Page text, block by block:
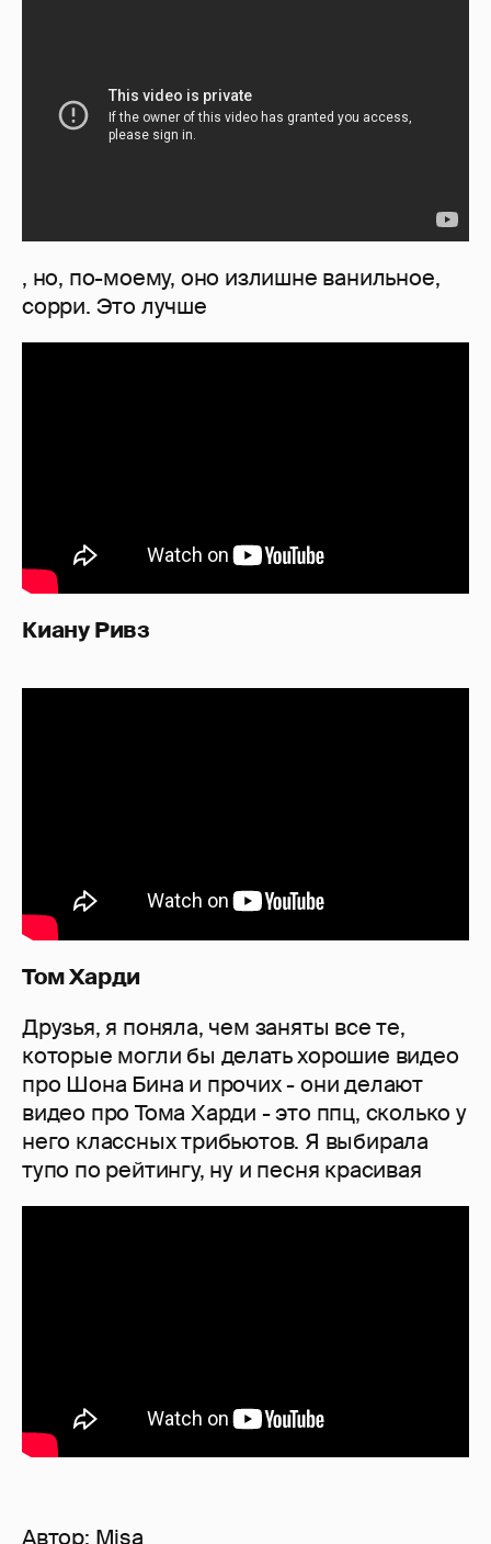
, но, по-моему, оно излишне ванильное,
сорри. Это лучше
Киану Ривз
Том Харди
Друзья, я поняла, чем заняты все те,
которые могли бы делать хорошие видео
про Шона Бина и прочих - они делают
видео про Тома Харди - это ппц, сколько у
него классных трибьютов. Я выбирала
тупо по рейтингу, ну и песня красивая
Автор: Misa